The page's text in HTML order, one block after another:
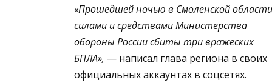
«Прошедшей ночью в Смоленской области
силами и средствами Министерства
обороны России сбиты три вражеских
БПЛА», — написал глава региона в своих
официальных аккаунтах в соцсетях.